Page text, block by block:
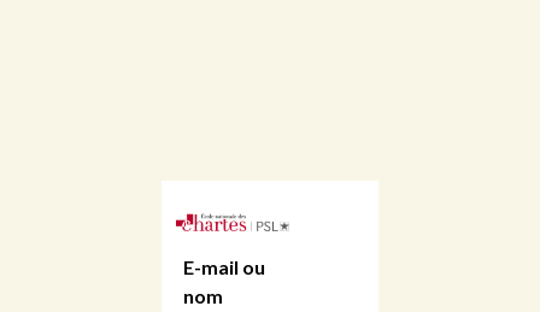
E-mail ou
nom